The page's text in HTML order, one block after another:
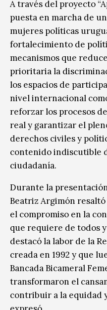
A través del proyecto
puesta en marcha de
mujeres políticas
fortalecimiento de
mecanismos que
prioritaria la
los espacios de
nivel internacional
reforzar los procesos
real y garantizar el
derechos civiles y
contenido indiscutible
ciudadanía.
Durante la
Beatriz Argimón
el compromiso en la
que requiere de todos
destacó la labor de la
creada en 1992 y que
Bancada Bicameral
transformaron el
contribuir a la equidad